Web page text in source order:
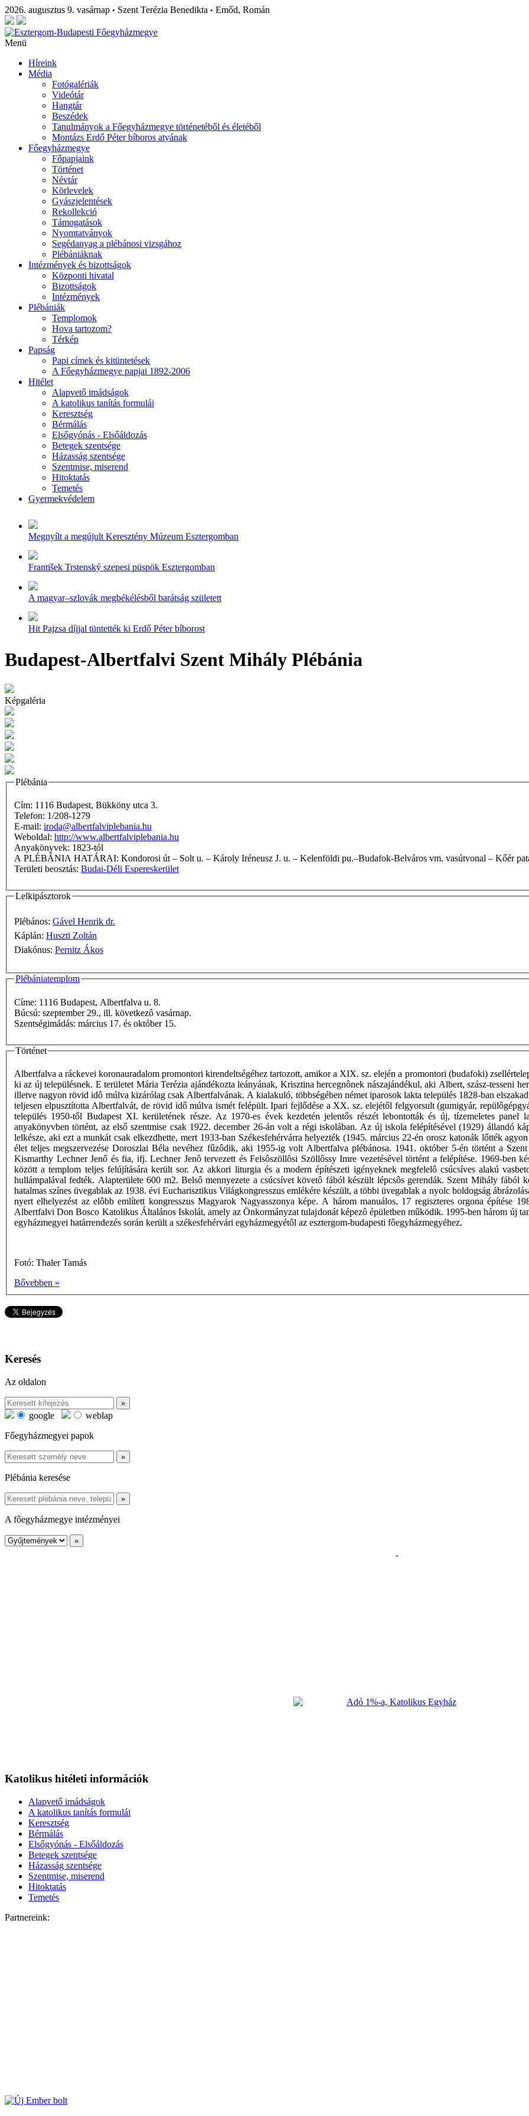
2026. augusztus 9. vasárnap • Szent Terézia Benedikta • Emőd, Román
Menü
Híreink
Média
Fotógalériák
Videótár
Hangtár
Beszédek
Tanulmányok a Főegyházmegye történetéből és életéből
Montázs Erdő Péter bíboros atyának
Főegyházmegye
Főpapjaink
Történet
Névtár
Körlevelek
Gyászjelentések
Rekollekció
Támogatások
Nyomtatványok
Segédanyag a plébánosi vizsgához
Plébániáknak
Intézmények és bizottságok
Központi hivatal
Bizottságok
Intézmények
Plébániák
Templomok
Hova tartozom?
Térkép
Papság
Papi címek és kitüntetések
A Főegyházmegye papjai 1892-2006
Hitélet
Alapvető imádságok
A katolikus tanítás formulái
Keresztség
Bérmálás
Elsőgyónás - Elsőáldozás
Betegek szentsége
Házasság szentsége
Szentmise, miserend
Hitoktatás
Temetés
Gyermekvédelem
Megnyílt a megújult Keresztény Múzeum Esztergomban
František Trstenský szepesi püspök Esztergomban
A magyar–szlovák megbékélésből barátság született
Hit Pajzsa díjjal tüntették ki Erdő Péter bíborost
Budapest-Albertfalvi Szent Mihály Plébánia
Képgaléria
Plébánia
Cím: 1116 Budapest, Bükköny utca 3.
Telefon: 1/208-1279
E-mail: iroda@albertfalviplebania.hu
Weboldal: http://www.albertfalviplebania.hu
Anyakönyvek: 1823-tól
A PLÉBÁNIA HATÁRAI: Kondorosi út – Solt u. – Károly Iréneusz J. u. – Kelenföldi pu.–Budafok-Belváros vm. vasútvonal – Kőér
Területi beosztás: Budai-Déli Espereskerület
Lelkipásztorok
Plébános: Gável Henrik dr.
Káplán: Huszti Zoltán
Diakónus: Pernitz Ákos
Plébániatemplom
Címe: 1116 Budapest, Albertfalva u. 8.
Búcsú: szeptember 29., ill. következô vasárnap.
Szentségimádás: március 17. és október 15.
Történet
Albertfalva a ráckevei koronauradalom promontori kirendeltségéhez tartozott, amikor a XIX. sz. elején a promontori (budafoki)
ki az új településnek. E területet Mária Terézia ajándékozta leányának, Krisztina hercegnônek nászajándékul, aki Albert, szász-tesseni
illetve nagyon rövid idô múlva kizárólag csak Albertfalvának. A kialakuló, többségében német iparosok lakta település 1828-ban
teljesen elpusztította Albertfalvát, de rövid idő múlva ismét felépült. Ipari fejlődése a XX. sz. elejétől felgyorsult (gumigyár,
település 1950-től Budapest XI. kerületének része. Az 1970-es évek kezdetén jelentős részét lebontották és új, tízemeletes panel
anyakönyvben történt, az első szentmise csak 1922. december 26-án volt a régi iskolában. Az új iskola felépítésével (1929) állandó
lelkésze, aki ezt a munkát csak elkezdhette, mert 1933-ban Székesfehérvárra helyezték (1945. március 22-én orosz katonák lőtték
élet teljes megszervezése Doroszlai Béla nevéhez fűzôdik, aki 1955-ig volt Albertfalva plébánosa. 1941. október 5-én történt a
Kismarthy Lechner Jenő és fia, ifj. Lechner Jenô tervezett és Felsôszöllôsi Szöllôssy Imre vezetésével történt a felépítése. 1969-ben
között a templom teljes felújítására került sor. Az akkori liturgia és a modern építészeti igényeknek megfelelô csúcsíves alakú
hullámpalával fedték. Alapterülete 600 m2. Belsô mennyezete a csúcsívet követô fából készült lépcsôs gerendák. Szent Mihály fából
hatalmas színes üvegablak az 1938. évi Eucharisztikus Világkongresszus emlékére készült, a többi üvegablak a nyolc boldogság
nyert elhelyezést az elôbb említett kongresszus Magyarok Nagyasszonya képe. A három manuálos, 17 regiszteres orgona építése
Albertfalvi Don Bosco Katolikus Általános Iskolát, amely az Önkormányzat tulajdonát képezô épületben működik. 1995-ben három új
egyházmegyei határrendezés során került a székesfehérvári egyházmegyétôl az esztergom-budapesti fôegyházmegyéhez.
Fotó: Thaler Tamás
Bővebben »
Keresés
Az oldalon
google
weblap
Főegyházmegyei papok
Plébánia keresése
A főegyházmegye intézményei
Katolikus hitéleti információk
Alapvető imádságok
A katolikus tanítás formulái
Keresztség
Bérmálás
Elsőgyónás - Elsőáldozás
Betegek szentsége
Házasság szentsége
Szentmise, miserend
Hitoktatás
Temetés
Partnereink: